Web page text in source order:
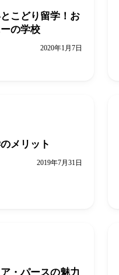
こどり留学！お
の学校
2020年1月7日
メリット
2019年7月31日
・パースの魅力